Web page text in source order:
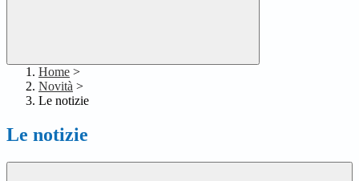
Home >
Novità >
Le notizie
Le notizie